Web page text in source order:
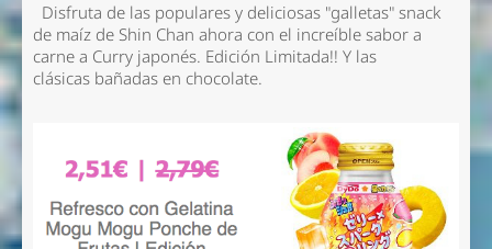
Disfruta de las populares y deliciosas "galletas" snack
de maíz de Shin Chan ahora con el increíble sabor a
carne a Curry japonés. Edición Limitada!! Y las
clásicas bañadas en chocolate.